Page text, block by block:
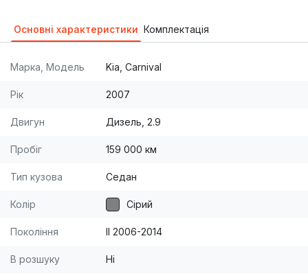
Основні характеристики Комплектація
Марка, Модель Kia, Carnival
Рік 2007
Двигун Дизель, 2.9
Пробіг 159 000 км
Тип кузова Седан
Колір Сірий
Покоління II 2006-2014
В розшуку Ні